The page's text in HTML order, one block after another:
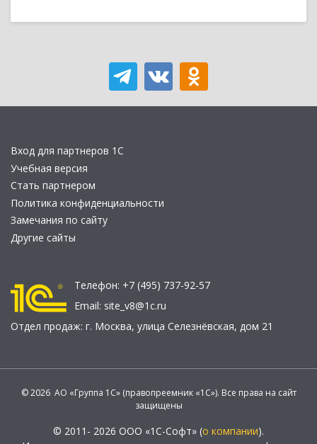
Вход для партнеров 1С
Учебная версия
Стать партнером
Политика конфиденциальности
Замечания по сайту
Другие сайты
Телефон: +7 (495) 737-92-57
Email: site_v8@1c.ru
Отдел продаж: г. Москва, улица Селезнёвская, дом 21
© 2026 АО «Группа 1С» (правопреемник «1С»). Все права на сайт
защищены
© 2011- 2026 ООО «1С-Софт» (о компании).